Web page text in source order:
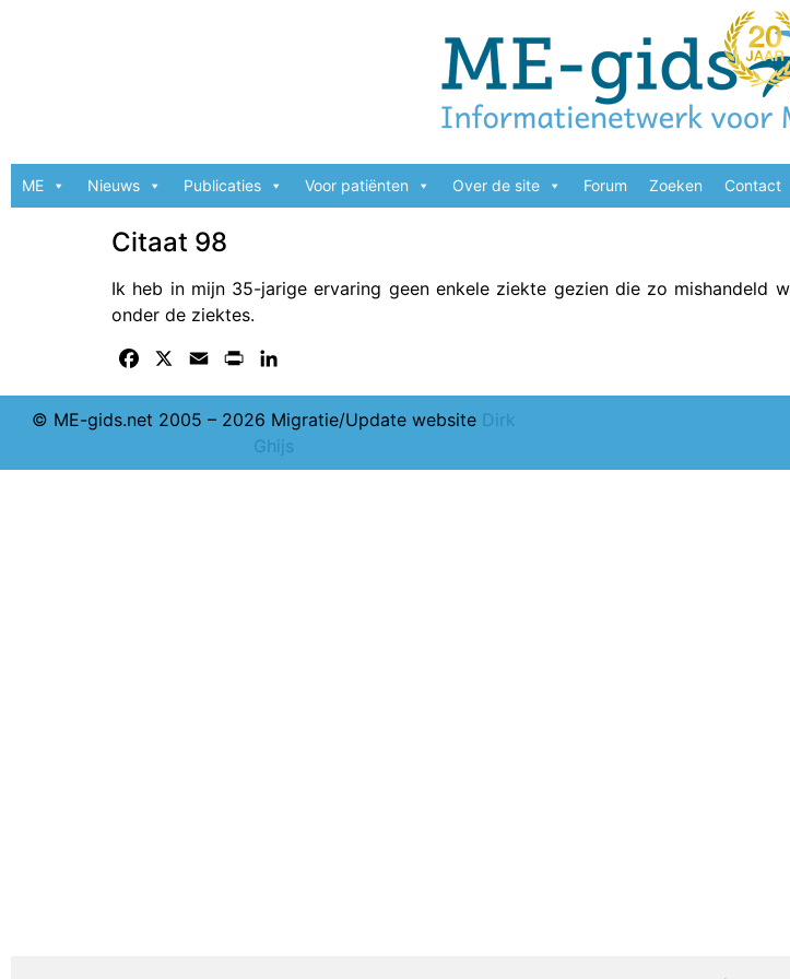
ME Nieuws Publicaties Voor patiënten Over de site Forum Zoeken Contact
Citaat 98
Ik heb in mijn 35-jarige ervaring geen enkele ziekte gezien die zo mishandeld
onder de ziektes.
Facebook Email Print
© ME-gids.net 2005 – 2026 Migratie/Update website Dirk
Ghijs